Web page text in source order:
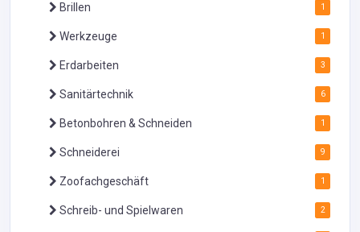
Brillen 1
Werkzeuge 1
Erdarbeiten 3
Sanitärtechnik 6
Betonbohren & Schneiden 1
Schneiderei 9
Zoofachgeschäft 1
Schreib- und Spielwaren 2